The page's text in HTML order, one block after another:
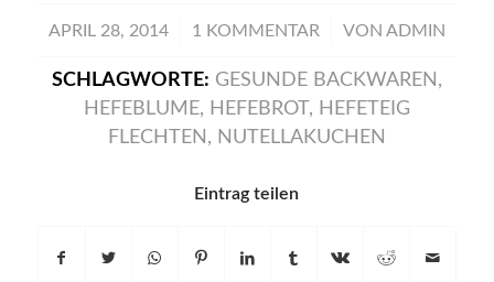
APRIL 28, 2014
/ 1 KOMMENTAR
/ VON ADMIN
SCHLAGWORTE: GESUNDE BACKWAREN ,
HEFEBLUME, HEFEBROT, HEFETEIG
FLECHTEN , NUTELLAKUCHEN
Eintrag teilen